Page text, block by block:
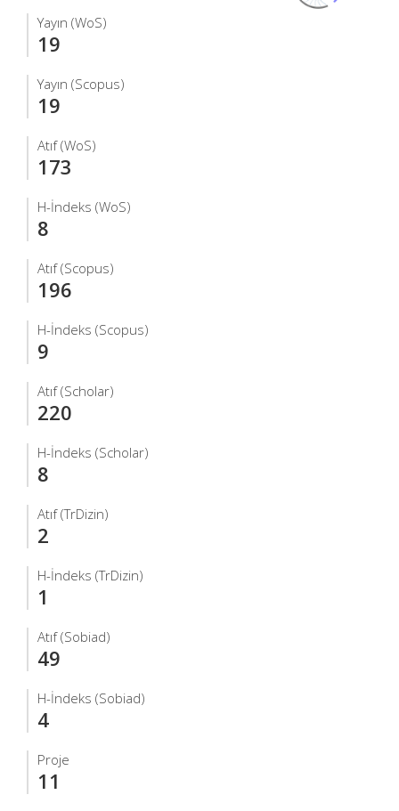
Yayın (WoS)
19
Yayın (Scopus)
19
Atıf (WoS)
173
H-İndeks (WoS)
8
Atıf (Scopus)
196
H-İndeks (Scopus)
9
Atıf (Scholar)
220
H-İndeks (Scholar)
8
Atıf (TrDizin)
2
H-İndeks (TrDizin)
1
Atıf (Sobiad)
49
H-İndeks (Sobiad)
4
Proje
11